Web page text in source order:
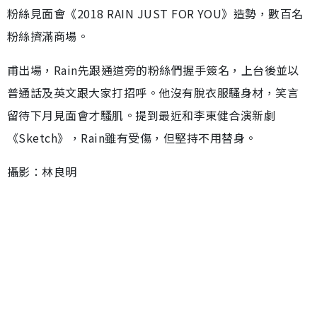
粉絲見面會《2018 RAIN JUST FOR YOU》造勢，數百名
粉絲擠滿商場。
甫出場，Rain先跟通道旁的粉絲們握手簽名，上台後並以
普通話及英文跟大家打招呼。他沒有脫衣服騷身材，笑言
留待下月見面會才騷肌。提到最近和李東健合演新劇
《Sketch》，Rain雖有受傷，但堅持不用替身。
攝影：林良明